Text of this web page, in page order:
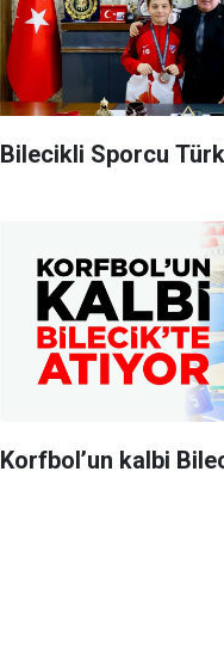
Bilecikli Sporcu
Korfbol’un kalbi